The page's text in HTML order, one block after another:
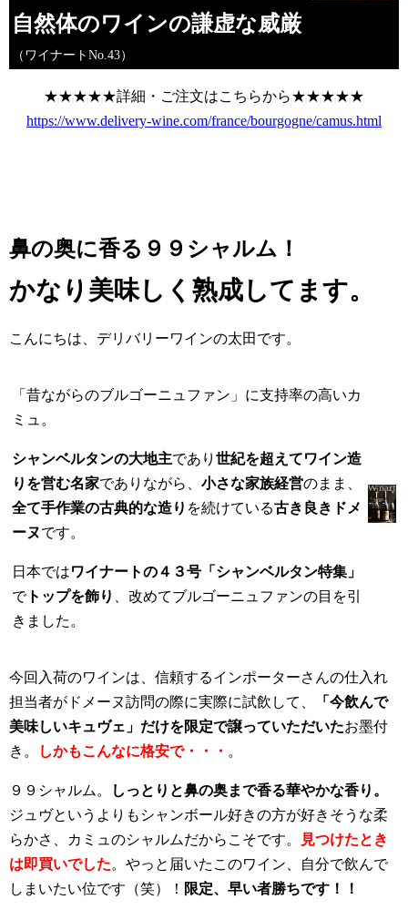
自然体のワインの謙虚な威厳
（ワイナートNo.43）
★★★★★詳細・ご注文はこちらから★★★★★
https://www.delivery-wine.com/france/bourgogne/camus.html
鼻の奥に香る９９シャルム！
かなり美味しく熟成してます。
こんにちは、デリバリーワインの太田です。
「昔ながらのブルゴーニュファン」に支持率の高いカ
ミュ。
シャンベルタンの大地主であり 世紀を超えてワイン造
りを営む名家でありながら、 小さな家族経営のまま、
全て手作業の古典的な造り を続けている古き良きドメ
ーヌです。
日本ではワイナートの４３号「シャンベルタン特集」
でトップを飾り
、改めてブルゴーニュファンの目を引
きました。
今回入荷のワインは、信頼するインポーターさんの仕入れ
担当者がドメーヌ訪問の際に実際に試飲して、
「今飲んで
美味しいキュヴェ」だけを限定で譲っていただいたお墨付
き。
しかもこんなに格安で・・・ 。
９９シャルム。
しっとりと鼻の奥まで香る華やかな香り。
ジュヴというよりもシャンボール好きの方が好きそうな柔
らかさ、カミュのシャルムだからこそです。
見つけたとき
は即買いでした。やっと届いたこのワイン、自分で飲んで
しまいたい位です（笑）！ 限定、早い者勝ちです！！